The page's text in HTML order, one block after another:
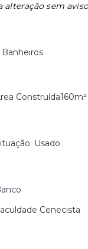
alteração sem
Banheiros
Construída160m²
Usado
Cenecista